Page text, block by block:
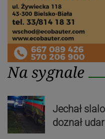
Na sygnale
Jechał
doznał